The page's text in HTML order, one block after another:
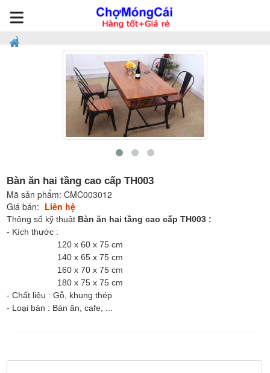
Bàn ăn hai tầng cao cấp TH003
Mã sản phẩm:CMC003012
Giá bán: Liên hệ
Thông số kỹ thuật Bàn ăn hai tầng cao cấp TH003 :
- Kích thước :
120 x 60 x 75 cm
140 x 65 x 75 cm
160 x 70 x 75 cm
180 x 75 x 75 cm
- Chất liệu : Gỗ, khung thép
- Loại bàn : Bàn ăn, cafe, ...